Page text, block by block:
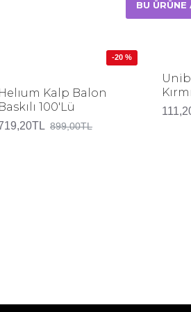
BU
-20 %
Helıum Kalp Balon
Baskılı 100'Lü
899,00TL